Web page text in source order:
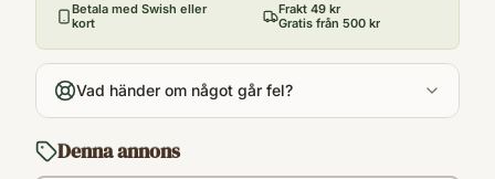
utgår från den ayurvediska läkekonstens
femtusenåriga principer som han på ett
unikt sätt kombinerar med sin mångåriga
erfarenhet som praktiserande läkare i USA.
2000
Antal sidor
157
Språk
Kategori
Betala med Swish eller
kort
Frakt 49 kr
Gratis från 500 kr
Vad händer om något går fel?
Denna annons